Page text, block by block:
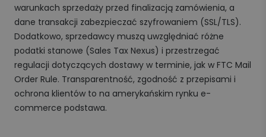
warunkach sprzedaży przed finalizacją zamówienia, a
dane transakcji zabezpieczać szyfrowaniem (SSL/TLS).
Dodatkowo, sprzedawcy muszą uwzględniać różne
podatki stanowe (Sales Tax Nexus) i przestrzegać
regulacji dotyczących dostawy w terminie, jak w FTC Mail
Order Rule. Transparentność, zgodność z przepisami i
ochrona klientów to na amerykańskim rynku e-
commerce podstawa.